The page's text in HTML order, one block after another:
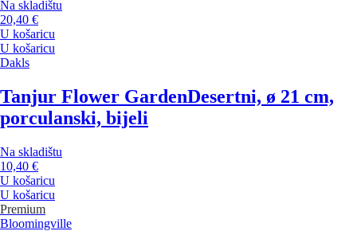
Na skladištu
20,40 €
U košaricu
U košaricu
Dakls
Tanjur Flower GardenDesertni, ø 21 cm,
porculanski, bijeli
Na skladištu
10,40 €
U košaricu
U košaricu
Premium
Bloomingville